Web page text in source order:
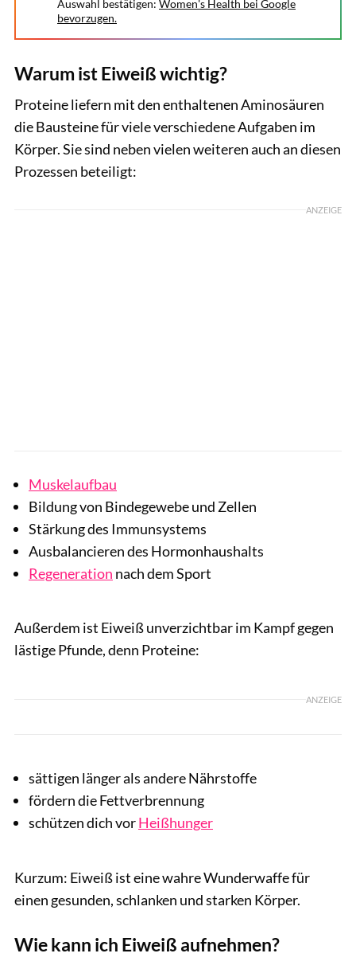
Auswahl bestätigen: Women's Health bei Google
bevorzugen.
Warum ist Eiweiß wichtig?
Proteine liefern mit den enthaltenen Aminosäuren
die Bausteine für viele verschiedene Aufgaben im
Körper. Sie sind neben vielen weiteren auch an diesen
Prozessen beteiligt:
ANZEIGE
Muskelaufbau
Bildung von Bindegewebe und Zellen
Stärkung des Immunsystems
Ausbalancieren des Hormonhaushalts
Regeneration nach dem Sport
Außerdem ist Eiweiß unverzichtbar im Kampf gegen
lästige Pfunde, denn Proteine:
ANZEIGE
sättigen länger als andere Nährstoffe
fördern die Fettverbrennung
schützen dich vorHeißhunger
Kurzum: Eiweiß ist eine wahre Wunderwaffe für
einen gesunden, schlanken und starken Körper.
Wie kann ich Eiweiß aufnehmen?